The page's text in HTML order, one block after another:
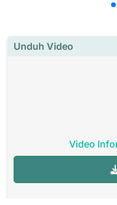
Unduh Video
Video